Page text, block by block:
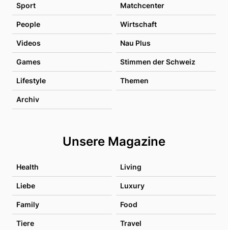
Sport Matchcenter
People Wirtschaft
Videos Nau Plus
Games Stimmen der Schweiz
Lifestyle Themen
Archiv
Unsere Magazine
Health Living
Liebe Luxury
Family Food
Tiere Travel